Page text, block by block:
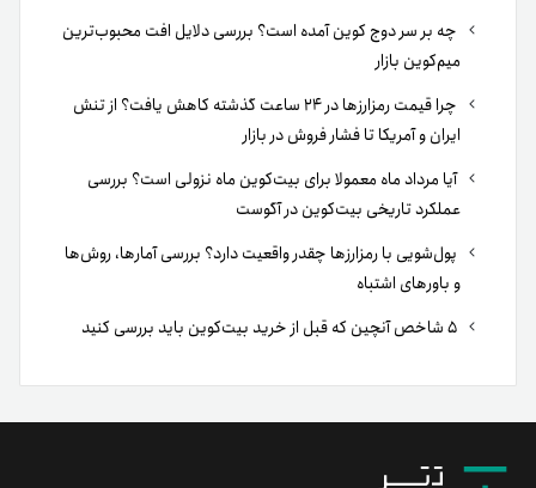
چه بر سر دوج کوین آمده است؟ بررسی دلایل افت محبوب‌ترین
میم‌کوین بازار
چرا قیمت رمزارزها در ۲۴ ساعت گذشته کاهش یافت؟ از تنش
ایران و آمریکا تا فشار فروش در بازار
آیا مرداد ماه معمولا برای بیت‌کوین ماه نزولی است؟ بررسی
عملکرد تاریخی بیت‌کوین در آگوست
پول‌شویی با رمزارزها چقدر واقعیت دارد؟ بررسی آمارها، روش‌ها
و باورهای اشتباه